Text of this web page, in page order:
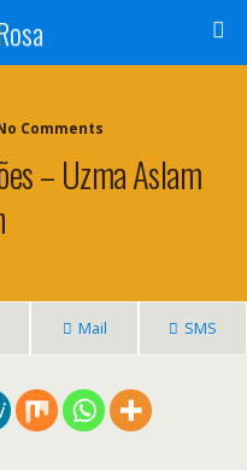
Comments
– Uzma Aslam
Mail SMS